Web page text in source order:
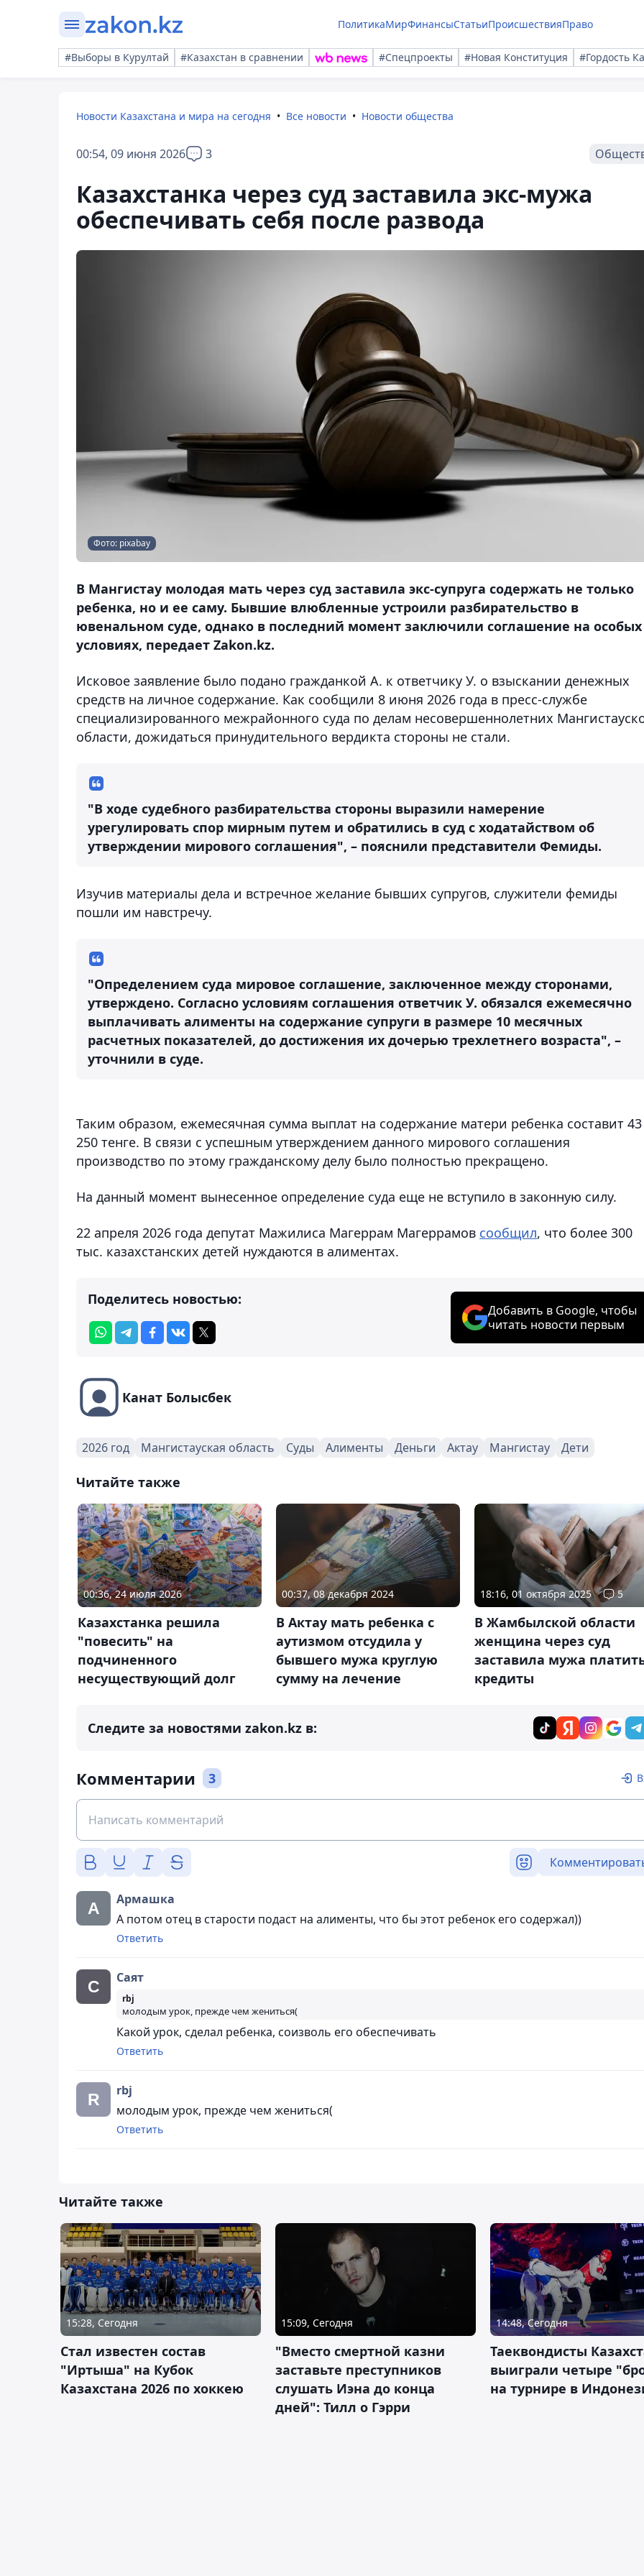
ПолитикаМирФинансыСтатьиПроисшествияПраво
#Выборы в Курултай #Казахстан в сравнении #Спецпроекты #Новая Конституция #Гордость
Новости Казахстана и мира на сегодня Все новости Новости общества
00:54, 09 июня 2026 3
Казахстанка через суд заставила экс-мужа
обеспечивать себя после развода
Фото: pixabay
В Мангистау молодая мать через суд заставила экс-супруга содержать не только
ребенка, но и ее саму. Бывшие влюбленные устроили разбирательство в
ювенальном суде, однако в последний момент заключили соглашение на особых
условиях, передает Zakon.kz.
Исковое заявление было подано гражданкой А. к ответчику У. о взыскании денежных
средств на личное содержание. Как сообщили 8 июня 2026 года в пресс-службе
специализированного межрайонного суда по делам несовершеннолетних
области, дожидаться принудительного вердикта стороны не стали.
"В ходе судебного разбирательства стороны выразили намерение
урегулировать спор мирным путем и обратились в суд с ходатайством об
утверждении мирового соглашения", – пояснили представители Фемиды.
Изучив материалы дела и встречное желание бывших супругов, служители фемиды
пошли им навстречу.
"Определением суда мировое соглашение, заключенное между сторонами,
утверждено. Согласно условиям соглашения ответчик У. обязался ежемесячно
выплачивать алименты на содержание супруги в размере 10 месячных
расчетных показателей, до достижения их дочерью трехлетнего возраста", –
уточнили в суде.
Таким образом, ежемесячная сумма выплат на содержание матери ребенка составит 43
250 тенге. В связи с успешным утверждением данного мирового соглашения
производство по этому гражданскому делу было полностью прекращено.
На данный момент вынесенное определение суда еще не вступило в законную силу.
22 апреля 2026 года депутат Мажилиса Магеррам Магеррамов сообщил, что более 300
тыс. казахстанских детей нуждаются в алиментах.
Поделитесь новостью:
Добавить в Google, чтобы
читать новости первым
Канат Болысбек
2026 год Мангистауская область Суды Алименты Деньги Актау Мангистау Дети
Читайте также
00:36, 24 июля 2026
Казахстанка решила
"повесить" на
подчиненного
несуществующий долг
00:37, 08 декабря 2024
В Актау мать ребенка с
аутизмом отсудила у
бывшего мужа круглую
сумму на лечение
18:16, 01 октября 2025 5
В Жамбылской области
женщина через суд
заставила мужа
кредиты
Следите за новостями zakon.kz в:
Комментарии 3
Армашка
А потом отец в старости подаст на алименты, что бы этот ребенок его содержал))
Ответить
Саят
rbj
молодым урок, прежде чем жениться(
Какой урок, сделал ребенка, соизволь его обеспечивать
Ответить
rbj
молодым урок, прежде чем жениться(
Ответить
Читайте также
15:28, Сегодня
Стал известен состав
"Иртыша" на Кубок
Казахстана 2026 по хоккею
15:09, Сегодня
"Вместо смертной казни
заставьте преступников
слушать Иэна до конца
дней": Тилл о Гэрри
14:48, Сегодня
Таеквондисты
выиграли четыре
на турнире в